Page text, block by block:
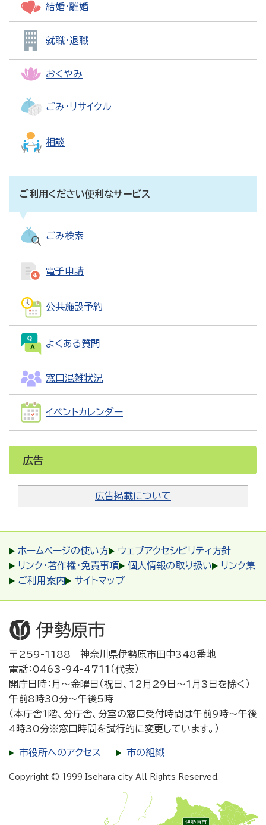
結婚・離婚
就職・退職
おくやみ
ごみ・リサイクル
相談
ご利用ください便利なサービス
ごみ検索
電子申請
公共施設予約
よくある質問
窓口混雑状況
イベントカレンダー
広告
広告掲載について
ホームページの使い方
ウェブアクセシビリティ方針
リンク・著作権・免責事項
個人情報の取り扱い
リンク集
ご利用案内
サイトマップ
〒259-1188 神奈川県伊勢原市田中348番地
電話：0463-94-4711（代表）
開庁日時：月～金曜日（祝日、12月29日～1月3日を除く）
午前8時30分～午後5時
（本庁舎1階、分庁舎、分室の窓口受付時間は午前9時～午後
4時30分※窓口時間を試行的に変更しています。）
市役所へのアクセス 市の組織
Copyright © 1999 Isehara city All Rights Reserved.